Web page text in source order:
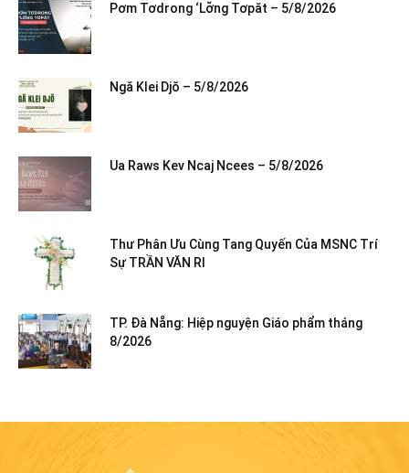
Pơm Tơdrong ‘Lơ̆ng Tơpăt – 5/8/2026
Ngă Klei Djŏ – 5/8/2026
Ua Raws Kev Ncaj Ncees – 5/8/2026
Thư Phân Ưu Cùng Tang Quyến Của MSNC Trí
Sự TRẦN VĂN RI
TP. Đà Nẵng: Hiệp nguyện Giáo phẩm tháng
8/2026